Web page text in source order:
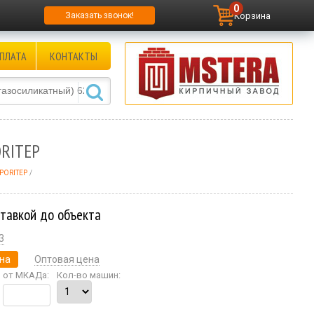
Заказать звонок! Корзина
0
КОНТАКТЫ
до объекта
Оптовая цена
от МКАДа: Кол-во машин: